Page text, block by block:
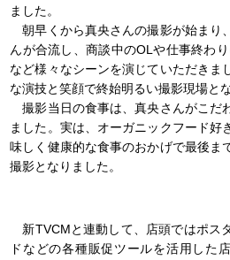
ました。
朝早くから真央さんの撮影が始まり
んが合流し、商談中のOLや仕事終わ
など様々なシーンを演じていただきま
な演技と笑顔で終始明るい撮影現場と
撮影当日の食事は、真央さんがこだ
ました。実は、オーガニックフード好
味しく健康的な食事のおかげで最後ま
撮影となりました。
新TVCMと連動して、店頭ではポス
ドなどの各種販促ツールを活用した